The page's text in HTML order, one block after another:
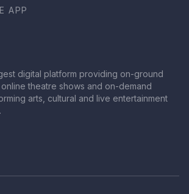
APP
digital platform providing on-ground
theatre shows and on-demand
arts, cultural and live entertainment